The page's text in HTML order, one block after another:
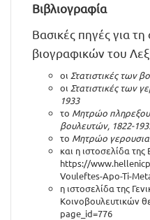
Βιβλιογραφία
Βασικές πηγές για
βιογραφικών του
οι Στατιστικές των
οι Στατιστικές των
1933
το Μητρώο
βουλευτών, 1822-
το Μητρώο
και η ιστοσελίδα
https://
Vouleftes-Apo-Ti-
η ιστοσελίδα της
Κοινοβουλευτικών
page_id=776